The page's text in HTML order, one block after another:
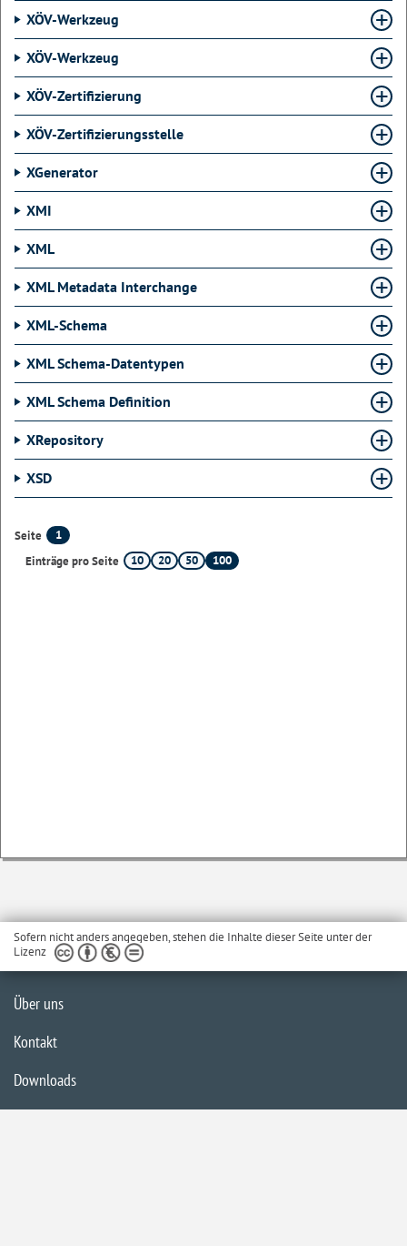
XÖV-Werkzeug
XÖV-Werkzeug
XÖV-Zertifizierung
XÖV-Zertifizierungsstelle
XGenerator
XMI
XML
XML Metadata Interchange
XML-Schema
XML Schema-Datentypen
XML Schema Definition
XRepository
XSD
Seite
1
Einträge pro Seite
10 20 50 100
Sofern nicht anders angegeben, stehen die Inhalte dieser Seite unter der
Lizenz
Über uns
Kontakt
Downloads